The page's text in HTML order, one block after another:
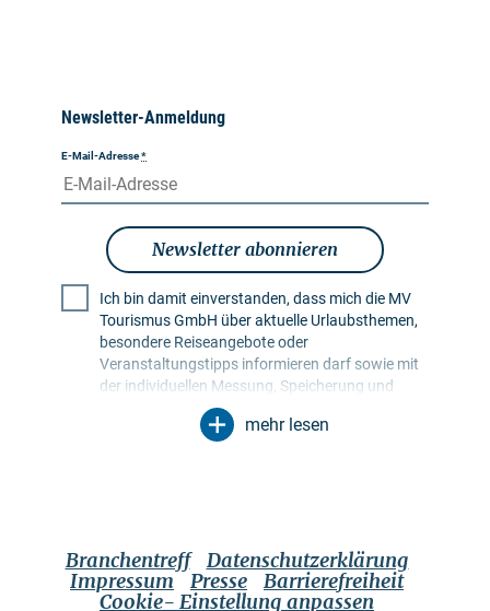
Newsletter-Anmeldung
E-Mail-Adresse*
Newsletter abonnieren
Ich bin damit einverstanden, dass mich die MV
Tourismus GmbH über aktuelle Urlaubsthemen,
besondere Reiseangebote oder
Veranstaltungstipps informieren darf sowie mit
der individuellen Messung, Speicherung und
Auswertung von Öffnungs- und Klickraten in
Empfängerprofilen zu Zwecken der Gestaltung
widerrufen kann. Dies kann ich über einen
Abmeldelink im jeweiligen Newsletter tun oder
über die im Impressum genannten
mehr lesen
Branchentreff
Datenschutzerklärung
Impressum
Presse
Barrierefreiheit
Cookie- Einstellung anpassen